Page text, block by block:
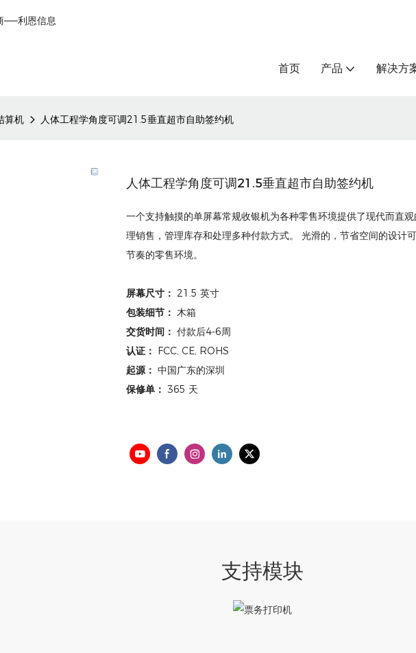
——利恩信息
首页 产品 解决方
算机 人体工程学角度可调21.5垂直超市自助签约机
人体工程学角度可调21.5垂直超市自助签约机
一个支持触摸的单屏幕常规收银机为各种零售环境提供了现代而直
理销售，管理库存和处理多种付款方式。 光滑的，节省空间的设计
节奏的零售环境。
屏幕尺寸： 21.5 英寸
包装细节： 木箱
交货时间： 付款后4-6周
认证：
FCC, CE, ROHS
起源： 中国广东的深圳
保修单： 365 天
支持模块